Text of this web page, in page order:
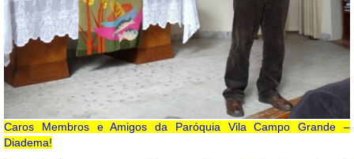
Caros Membros e Amigos da Paróquia Vila Campo Grande –
Diadema!